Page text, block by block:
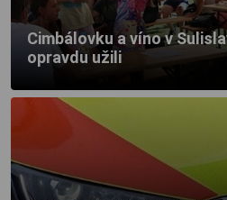
Cimbálovku a víno v
opravdu užili